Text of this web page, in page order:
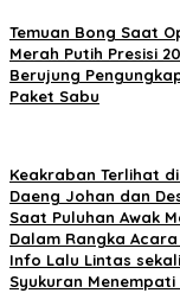
Temuan Bong Saat
Merah Putih Presisi
Berujung
Paket Sabu
Keakraban Terlihat
Daeng Johan dan
Saat Puluhan Awak
Dalam Rangka
Info Lalu Lintas
Syukuran Menempati